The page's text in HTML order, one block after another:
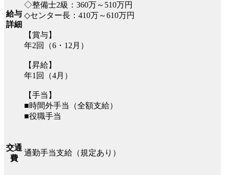
給与
詳細
◇整備士2級：360万～510万円
◇センター長：410万～610万円
【賞与】
年2回（6・12月）
【昇給】
年1回（4月）
【手当】
■時間外手当（全額支給）
■役職手当
交通
費
通勤手当支給（規定あり）